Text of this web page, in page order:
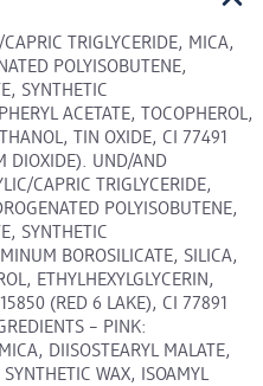
TRIGLYCERIDE, MICA,
POLYISOBUTENE,
SYNTHETIC
ACETATE, TOCOPHEROL,
TIN OXIDE, CI 77491
DIOXIDE). UND/AND
CAPRIC TRIGLYCERIDE,
POLYISOBUTENE,
SYNTHETIC
BOROSILICATE, SILICA,
ETHYLHEXYLGLYCERIN,
(RED 6 LAKE), CI 77891
– PINK:
DIISOSTEARYL MALATE,
WAX, ISOAMYL